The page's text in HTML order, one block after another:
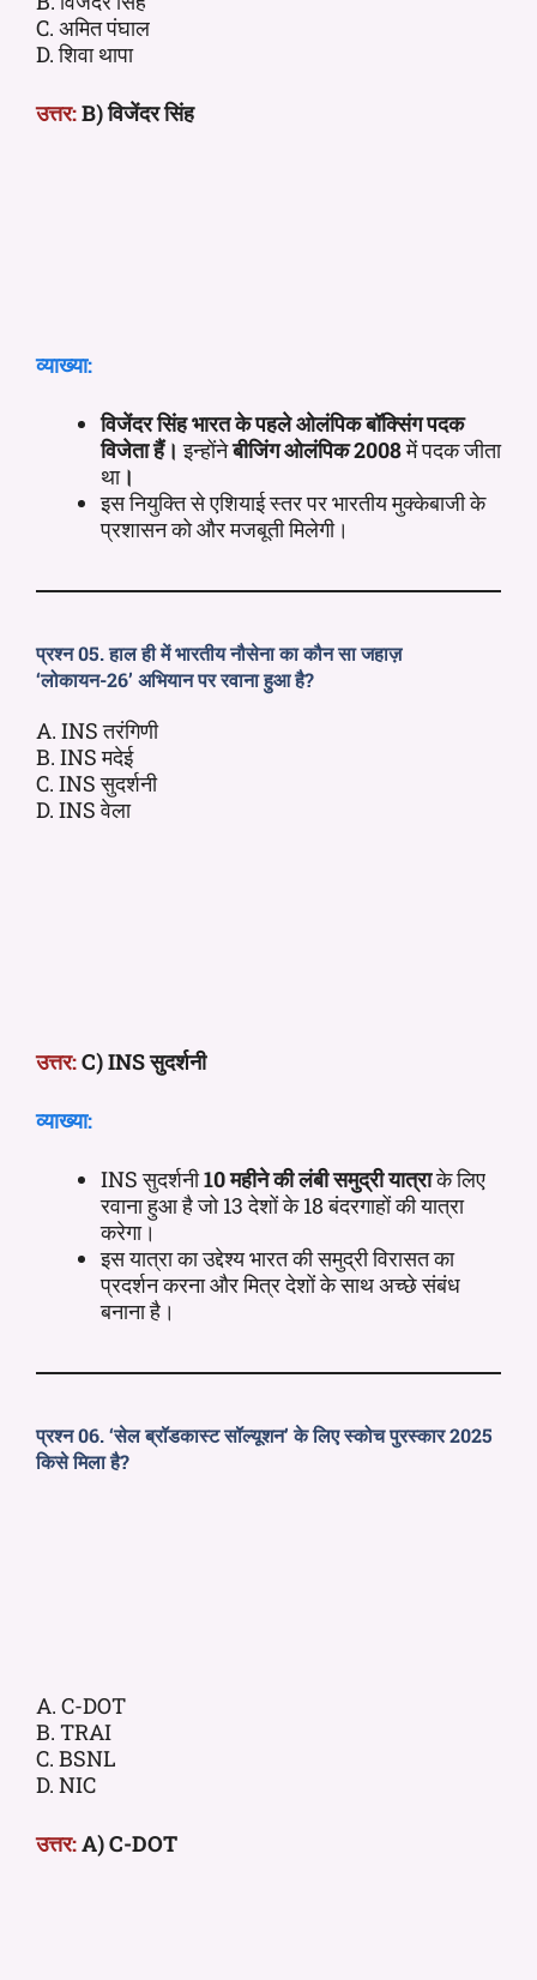
C. अमित पंघाल
D. शिवा थापा
उत्तर:B) विजेंदर सिंह
व्याख्या:
विजेंदर सिंह भारत के पहले ओलंपिक बॉक्सिंग पदक
विजेता हैं। इन्होंनेबीजिंग ओलंपिक 2008में पदक जीता
था।
इस नियुक्ति से एशियाई स्तर पर भारतीय मुक्केबाजी के
प्रशासन को और मजबूती मिलेगी।
प्रश्न 05. हाल ही में भारतीय नौसेना का कौन सा जहाज़
‘लोकायन-26’ अभियान पर रवाना हुआ है?
A. INS तरंगिणी
B. INS मदेई
C. INS सुदर्शनी
D. INS वेला
उत्तर:C) INS सुदर्शनी
व्याख्या:
INS सुदर्शनी10 महीने की लंबी समुद्री यात्राके लिए
रवाना हुआ है जो 13 देशों के 18 बंदरगाहों की यात्रा
करेगा।
इस यात्रा का उद्देश्य भारत की समुद्री विरासत का
प्रदर्शन करना और मित्र देशों के साथ अच्छे संबंध
बनाना है।
प्रश्न 06. ‘सेल ब्रॉडकास्ट सॉल्यूशन’ के लिए स्कोच पुरस्कार 2025
किसे मिला है?
A. C-DOT
B. TRAI
C. BSNL
D. NIC
उत्तर:A) C-DOT